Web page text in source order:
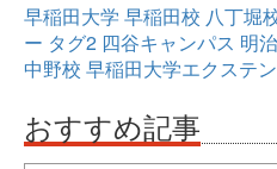
早稲田大学 早稲田校 八丁堀
ー タグ2 四谷キャンパス 明
中野校 早稲田大学エクステ
おすすめ記事